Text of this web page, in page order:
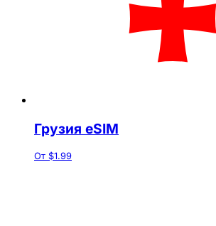
Грузия eSIM
От $1.99